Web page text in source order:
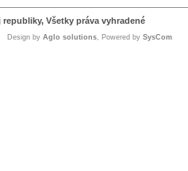
Všetky práva vyhradené
Design by Aglo solutions, Powered by SysCom